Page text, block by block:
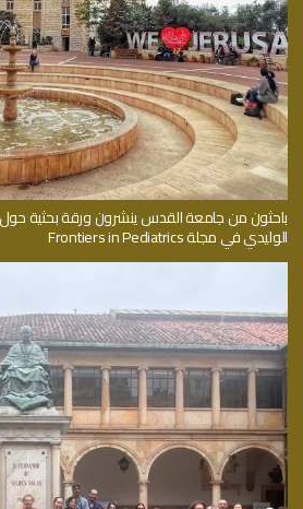
باحثون من جامعة القدس ينشرون ورقة بحثية حول
الوليدي في مجلة Frontiers in Pediatrics